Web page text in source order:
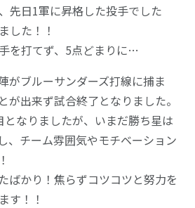
先日1軍に昇格した投手でした
した！！
を打てず、5点どまりに…
がブルーサンダーズ打線に捕ま
が出来ず試合終了となりました。
となりましたが、いまだ勝ち星は
、チーム雰囲気やモチベーション
ばかり！焦らずコツコツと努力を
す！！